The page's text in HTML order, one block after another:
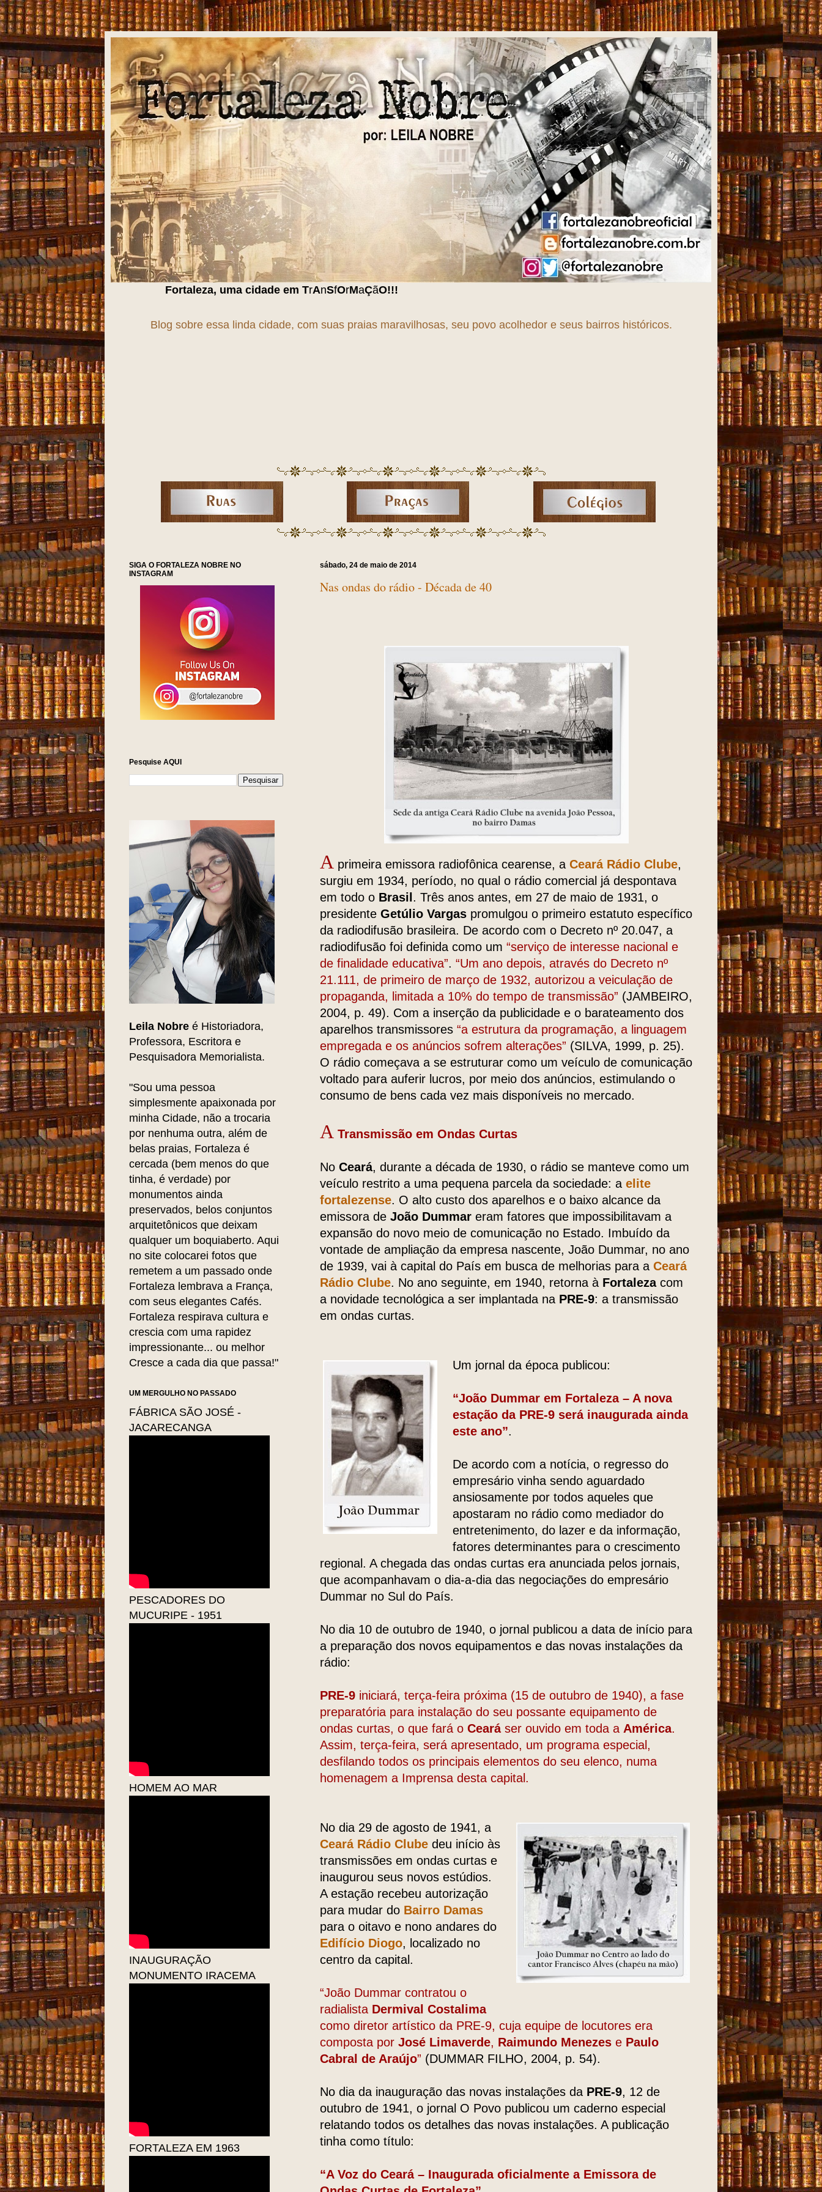
Fortaleza, uma cidade emTr AnSf OrMaÇãO!!!
Blog sobre essa linda cidade, com suas praias maravilhosas, seu povo acolhedor e seus bairros históricos.
sábado, 24 de maio de 2014
Nas ondas do rádio - Década de 40
A primeira emissora radiofônica cearense, a Ceará Rádio Clube,
surgiu em 1934, período, no qual o rádio comercial já despontava
em todo o Brasil . Três anos antes, em 27 de maio de 1931, o
presidente Getúlio Vargas promulgou o primeiro estatuto específico
da radiodifusão brasileira. De acordo com o Decreto nº 20.047, a
radiodifusão foi definida como um “serviço de interesse nacional e
de finalidade educativa”. “Um ano depois, através do Decreto nº
21.111, de primeiro de março de 1932, autorizou a veiculação de
propaganda, limitada a 10% do tempo de transmissão” (JAMBEIRO,
2004, p. 49). Com a inserção da publicidade e o barateamento dos
aparelhos transmissores “a estrutura da programação, a linguagem
empregada e os anúncios sofrem alterações” (SILVA, 1999, p. 25).
O rádio começava a se estruturar como um veículo de comunicação
voltado para auferir lucros, por meio dos anúncios, estimulando o
consumo de bens cada vez mais disponíveis no mercado.
A Transmissão em Ondas Curtas
No Ceará, durante a década de 1930, o rádio se manteve como um
veículo restrito a uma pequena parcela da sociedade: a elite
fortalezense. O alto custo dos aparelhos e o baixo alcance da
emissora de João Dummar eram fatores que impossibilitavam a
expansão do novo meio de comunicação no Estado. Imbuído da
vontade de ampliação da empresa nascente, João Dummar, no ano
de 1939, vai à capital do País em busca de melhorias para a Ceará
Rádio Clube. No ano seguinte, em 1940, retorna à Fortalezacom
a novidade tecnológica a ser implantada na PRE-9: a transmissão
em ondas curtas.
Um jornal da época publicou:
“João Dummar em Fortaleza – A nova
estação da PRE-9 será inaugurada ainda
este ano”.
De acordo com a notícia, o regresso do
empresário vinha sendo aguardado
ansiosamente por todos aqueles que
apostaram no rádio como mediador do
entretenimento, do lazer e da informação,
fatores determinantes para o crescimento
regional. A chegada das ondas curtas era anunciada pelos jornais,
que acompanhavam o dia-a-dia das negociações do empresário
Dummar no Sul do País.
No dia 10 de outubro de 1940, o jornal publicou a data de início para
a preparação dos novos equipamentos e das novas instalações da
rádio:
PRE-9 iniciará, terça-feira próxima (15 de outubro de 1940), a fase
preparatória para instalação do seu possante equipamento de
ondas curtas, o que fará o Cearáser ouvido em toda a América.
Assim, terça-feira, será apresentado, um programa especial,
desfilando todos os principais elementos do seu elenco, numa
homenagem a Imprensa desta capital.
No dia 29 de agosto de 1941, a
Ceará Rádio Clube deu início às
transmissões em ondas curtas e
inaugurou seus novos estúdios.
A estação recebeu autorização
para mudar do Bairro Damas
para o oitavo e nono andares do
Edifício Diogo, localizado no
centro da capital.
“João Dummar contratou o
radialista Dermival Costalima
como diretor artístico da PRE-9, cuja equipe de locutores era
composta por José Limaverde, Raimundo Menezes e Paulo
Cabral de Araújo” (DUMMAR FILHO, 2004, p. 54).
No dia da inauguração das novas instalações da PRE-9, 12 de
outubro de 1941, o jornal O Povo publicou um caderno especial
relatando todos os detalhes das novas instalações. A publicação
tinha como título:
“A Voz do Ceará – Inaugurada oficialmente a Emissora de
SIGA O FORTALEZA NOBRE NO
INSTAGRAM
Pesquise AQUI
Leila Nobre é Historiadora,
Professora, Escritora e
Pesquisadora Memorialista.
"Sou uma pessoa
simplesmente apaixonada por
minha Cidade, não a trocaria
por nenhuma outra, além de
belas praias, Fortaleza é
cercada (bem menos do que
tinha, é verdade) por
monumentos ainda
preservados, belos conjuntos
arquitetônicos que deixam
qualquer um boquiaberto. Aqui
no site colocarei fotos que
remetem a um passado onde
Fortaleza lembrava a França,
com seus elegantes Cafés.
Fortaleza respirava cultura e
crescia com uma rapidez
impressionante... ou melhor
Cresce a cada dia que passa!"
UM MERGULHO NO PASSADO
FÁBRICA SÃO JOSÉ -
JACARECANGA
PESCADORES DO
MUCURIPE - 1951
HOMEM AO MAR
INAUGURAÇÃO
MONUMENTO IRACEMA
FORTALEZA EM 1963